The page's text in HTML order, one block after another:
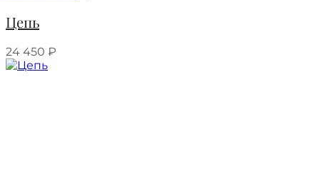
Цепь
24 450 ₽